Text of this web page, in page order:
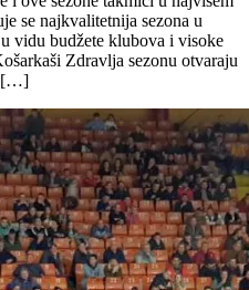
se najkvalitetnija sezona u
vidu budžete klubova i visoke
Zdravlja sezonu otvaraju
[…]